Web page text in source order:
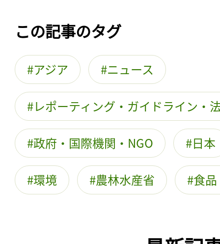
この記事のタグ
アジア ニュース
レポーティング・ガイドライン・
政府・国際機関・NGO 日本
環境 農林水産省 食